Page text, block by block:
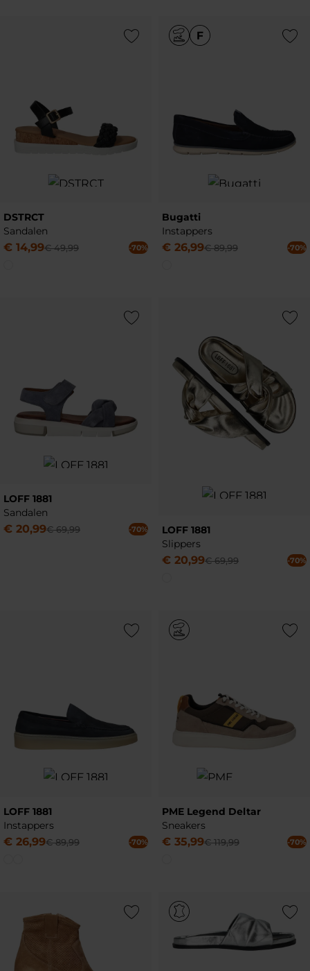
Add to Wishlist
DSTRCT
Sandalen
€ 14,99€ 49,99 -70%
Add to
Bugatti
Instappers
€ 26,99€ 89,99 -70%
Add to Wishlist
LOFF 1881
Sandalen
€ 20,99€ 69,99 -70%
Add to
LOFF 1881
Slippers
€ 20,99€ 69,99 -70%
Add to Wishlist
LOFF 1881
Instappers
€ 26,99€ 89,99 -70%
Add to
PME Legend Deltar
Sneakers
€ 35,99€ 119,99 -70%
Add to Wishlist Add to